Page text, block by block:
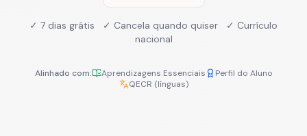
✓ 7 dias grátis ✓ Cancela quando quiser ✓ Currículo
nacional
Alinhado com: Aprendizagens Essenciais
Perfil do Aluno
QECR (línguas)